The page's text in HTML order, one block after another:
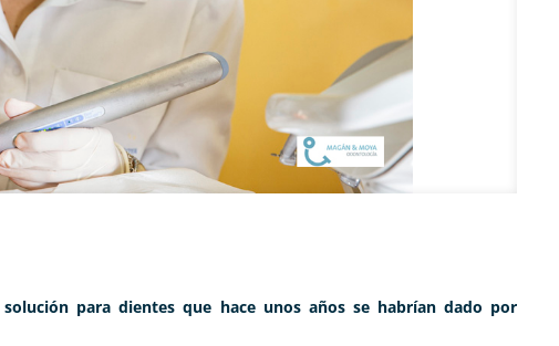
solución para dientes que hace unos años se habrían dado por